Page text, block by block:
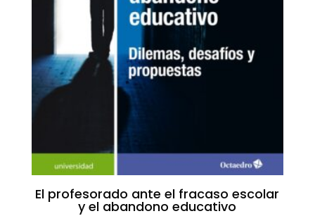
El profesorado ante el fracaso escolar
y el abandono educativo